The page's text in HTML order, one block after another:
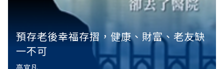
預存老後幸福存摺，健康、財富、老友缺
一不可